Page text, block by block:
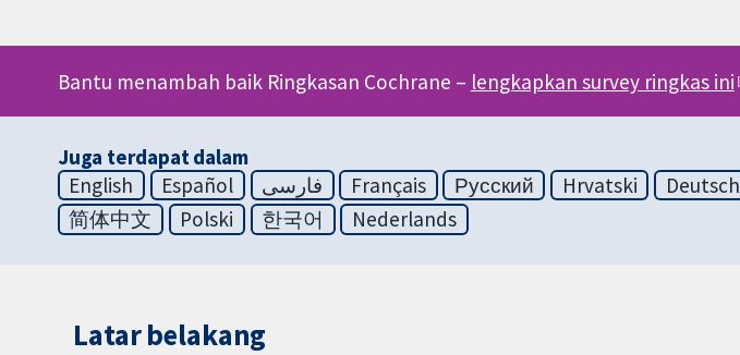
Bantu menambah baik Ringkasan Cochrane – lengkapkan survey ringkas ini
Juga terdapat dalam
English
Español فارسی Français Русский Hrvatski Deutsch
简体中文
Polski 한국어 Nederlands
Latar belakang